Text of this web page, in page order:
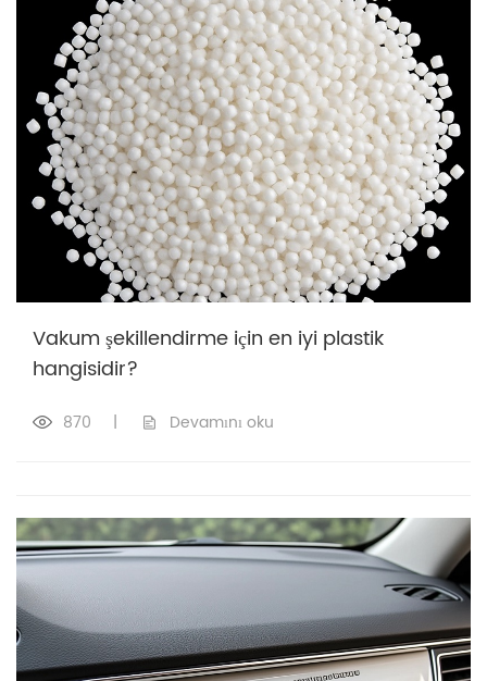
Vakum şekillendirme için en iyi plastik
hangisidir?
870 | Devamını oku